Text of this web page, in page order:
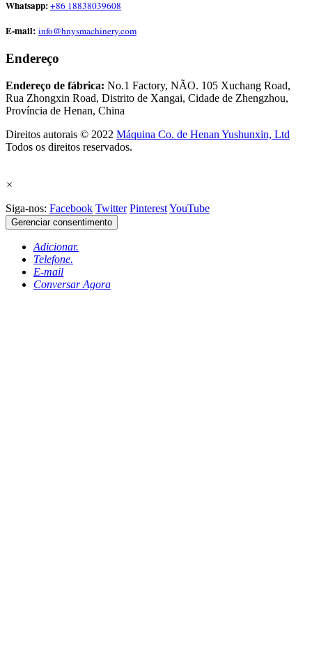
Whatsapp:+86 18838039608
E-mail: info@hnysmachinery.com
Endereço
Endereço de fábrica: No.1 Factory, NÃO. 105 Xuchang Road,
Rua Zhongxin Road, Distrito de Xangai, Cidade de Zhengzhou,
Província de Henan, China
Direitos autorais © 2022 Máquina Co. de Henan Yushunxin, Ltd
Todos os direitos reservados.
×
Siga-nos: Facebook Twitter PinterestYouTube
Gerenciar consentimento
Adicionar.
Telefone.
E-mail
Conversar Agora